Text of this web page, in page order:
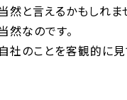
然と言えるかもしれま
然なのです。
社のことを客観的に